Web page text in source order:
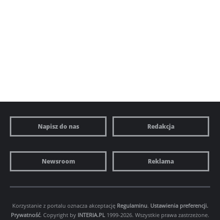
Napisz do nas Redakcja
Newsroom Reklama
Korzystanie z portalu oznacza akceptację Regulaminu. Ustawienia preferencji.
Prywatność. Copyright by INTERIA.PL 1999-2026. Wszystkie prawa zastrzeżone.